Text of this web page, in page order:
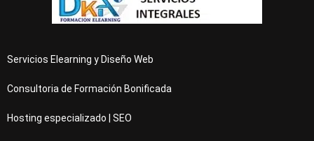
Servicios Elearning y Diseño Web
Consultoria de Formación Bonificada
Hosting especializado | SEO